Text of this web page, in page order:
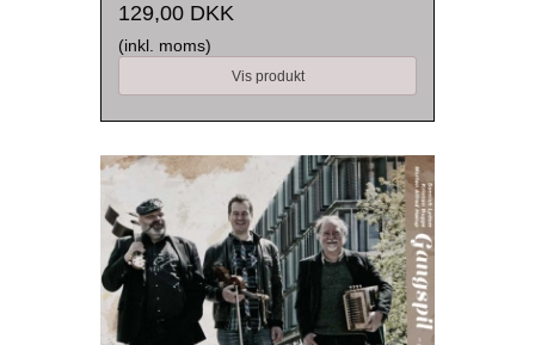
129,00 DKK
(inkl. moms)
Vis produkt